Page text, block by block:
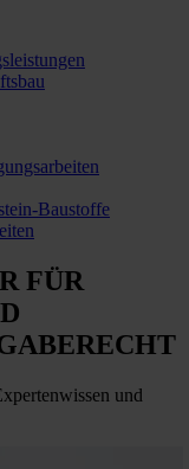
Baustoffe
FÜR
und